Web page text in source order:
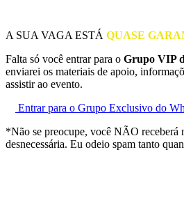
A SUA VAGA ESTÁ QUASE
Falta só você entrar para o Grupo VIP
enviarei os materiais de apoio,
assistir ao evento.
Entrar para o Grupo Exclusivo do
*Não se preocupe, você NÃO receberá
desnecessária. Eu odeio spam tanto